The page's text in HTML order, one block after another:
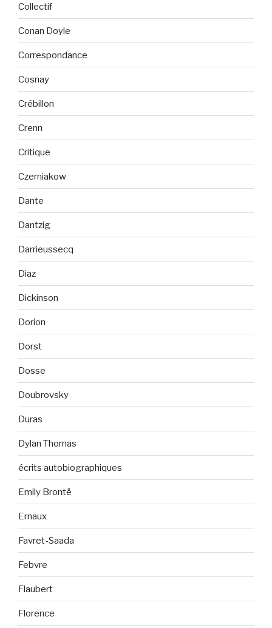
Collectif
Conan Doyle
Correspondance
Cosnay
Crébillon
Crenn
Critique
Czerniakow
Dante
Dantzig
Darrieussecq
Diaz
Dickinson
Dorion
Dorst
Dosse
Doubrovsky
Duras
Dylan Thomas
écrits autobiographiques
Emily Brontë
Ernaux
Favret-Saada
Febvre
Flaubert
Florence